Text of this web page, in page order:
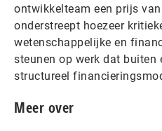
ontwikkelteam een prijs
onderstreept hoezeer
wetenschappelijke en
steunen op werk dat buiten
structureel
Meer over